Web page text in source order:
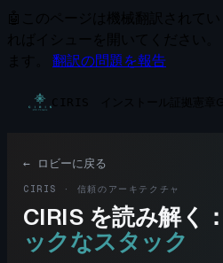
翻訳の問題を報告
← ロビーに戻る
CIRIS · 信頼のアーキテクチャ
CIRIS を読み解く：
ックなスタック